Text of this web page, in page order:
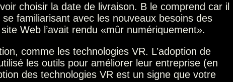
choisir la date de livraison. B le comprend car il
familiarisant avec les nouveaux besoins des
Web l’avait rendu «mûr numériquement».
comme les technologies VR. L’adoption de
les outils pour améliorer leur entreprise (en
des technologies VR est un signe que votre